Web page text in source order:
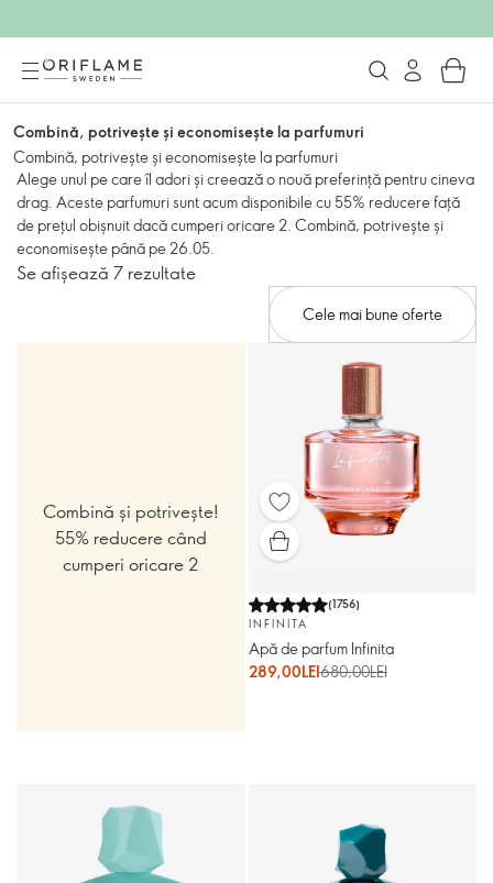
Combină, potrivește și economisește la parfumuri
Combină, potrivește și economisește la parfumuri
Alege unul pe care îl adori și creează o nouă preferință pentru cineva
drag. Aceste parfumuri sunt acum disponibile cu 55% reducere față
de prețul obișnuit dacă cumperi oricare 2. Combină, potrivește și
economisește până pe 26.05.
Se afișează 7 rezultate
Cele mai bune oferte
Combină și potrivește!
55% reducere când
cumperi oricare 2
(1756)
INFINITA
Apă de parfum Infinita
289,00LEI680,00LEI